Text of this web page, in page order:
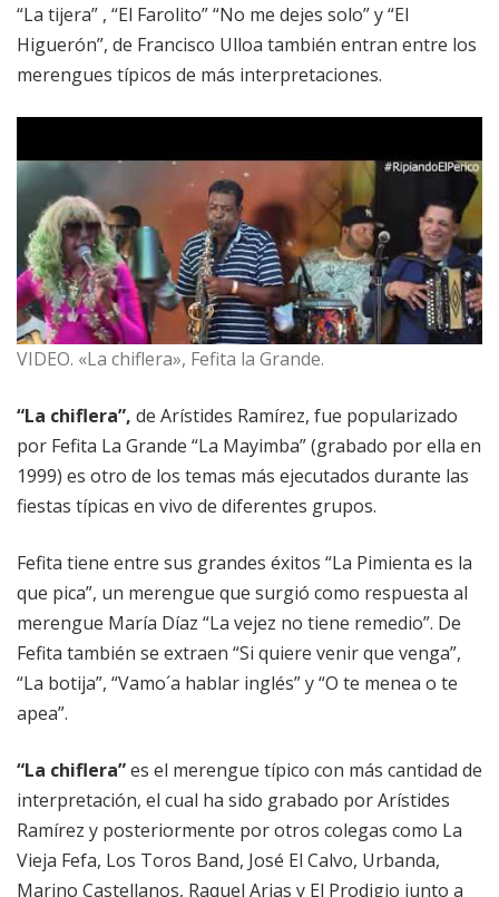
“La tijera” , “El Farolito” “No me dejes solo” y “El
Higuerón”, de Francisco Ulloa también entran entre los
merengues típicos de más interpretaciones.
VIDEO. «La chiflera», Fefita la Grande.
“La chiflera”, de Arístides Ramírez, fue popularizado
por Fefita La Grande “La Mayimba” (grabado por ella en
1999) es otro de los temas más ejecutados durante las
fiestas típicas en vivo de diferentes grupos.
Fefita tiene entre sus grandes éxitos “La Pimienta es la
que pica”, un merengue que surgió como respuesta al
merengue María Díaz “La vejez no tiene remedio”. De
Fefita también se extraen “Si quiere venir que venga”,
“La botija”, “Vamo´a hablar inglés” y “O te menea o te
apea”.
“La chiflera”es el merengue típico con más cantidad de
interpretación, el cual ha sido grabado por Arístides
Ramírez y posteriormente por otros colegas como La
Vieja Fefa, Los Toros Band, José El Calvo, Urbanda,
Marino Castellanos, Raquel Arias y El Prodigio junto a